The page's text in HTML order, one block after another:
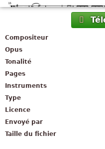
Compositeur
Opus
Tonalité
Pages
Instruments
Type
Licence
Envoyé par
Taille du fichier